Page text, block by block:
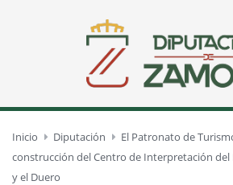
Inicio Diputación
El Patronato de
construcción del Centro de Interpretación del
y el Duero